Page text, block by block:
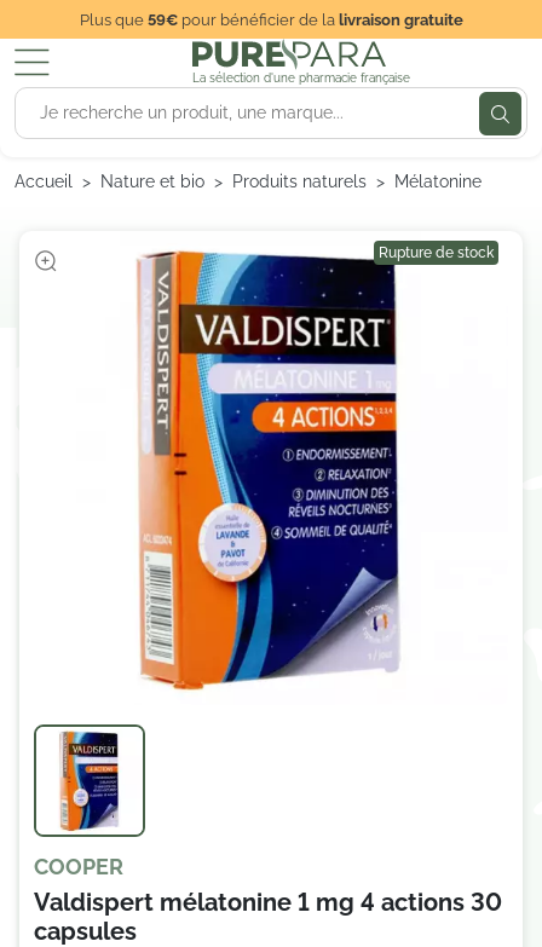
Plus que59€pour bénéficier de lalivraison gratuite
La sélection d'une pharmacie française
Accueil Nature et bio Produits naturels Mélatonine
Rupture de stock
COOPER
Valdispert mélatonine 1 mg 4 actions 30
capsules